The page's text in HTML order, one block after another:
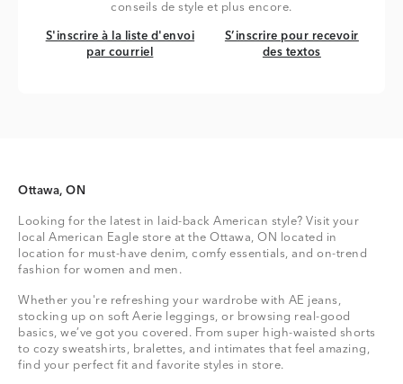
conseils de style et plus encore.
S'inscrire à la liste d'envoi par courriel
S'inscrire à la liste d'envoi
par courriel
S’inscrire pour recevoir des
S’inscrire pour recevoir
des textos
Ottawa, ON
Looking for the latest in laid-back American style? Visit your
local American Eagle store at the Ottawa, ON located in
location for must-have denim, comfy essentials, and on-trend
fashion for women and men.
Whether you're refreshing your wardrobe with AE jeans,
stocking up on soft Aerie leggings, or browsing real-good
basics, we’ve got you covered. From super high-waisted shorts
to cozy sweatshirts, bralettes, and intimates that feel amazing,
find your perfect fit and favorite styles in store.